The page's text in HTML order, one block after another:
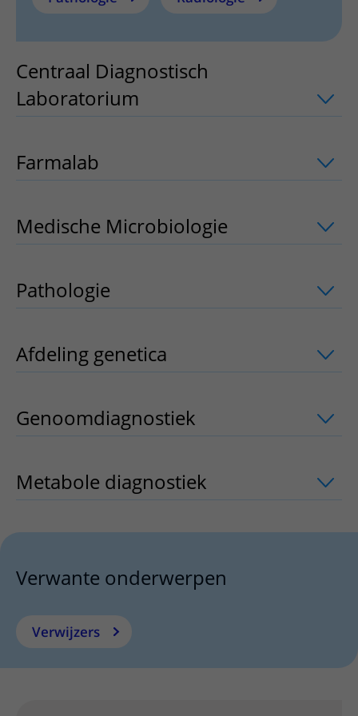
Centraal Diagnostisch
Laboratorium
uitklapper, klik om te
Farmalab uitklapper, klik om te
Medische Microbiologie uitklapper,
Pathologie uitklapper, klik om te
Afdeling genetica uitklapper, klik om
Genoomdiagnostiek uitklapper, klik
Metabole diagnostiek uitklapper, klik
Verwante onderwerpen
Verwijzers